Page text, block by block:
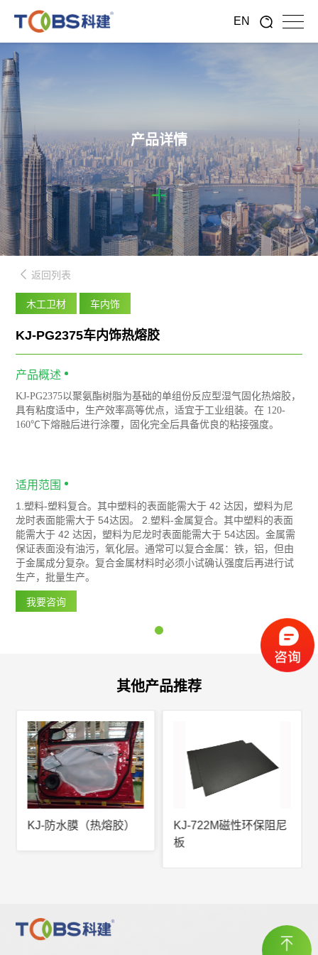
EN
产品详情
返回列表
木工卫材 车内饰
KJ-PG2375车内饰热熔胶
产品概述
KJ-PG2375以聚氨酯树脂为基础的单组份反应型湿气固化热熔胶，
具有粘度适中，生产效率高等优点，适宜于工业组装。在 120-
160℃下熔融后进行涂覆，固化完全后具备优良的粘接强度。
适用范围
1.塑料-塑料复合。其中塑料的表面能需大于 42 达因，塑料为尼
龙时表面能需大于 54达因。 2.塑料-金属复合。其中塑料的表面
能需大于 42 达因，塑料为尼龙时表面能需大于 54达因。金属需
保证表面没有油污，氧化层。通常可以复合金属：铁，铝，但由
于金属成分复杂。复合金属材料时必须小试确认强度后再进行试
生产，批量生产。
我要咨询
其他产品推荐
KJ-防水膜（热熔胶）
KJ-722M磁性环保阻尼
板